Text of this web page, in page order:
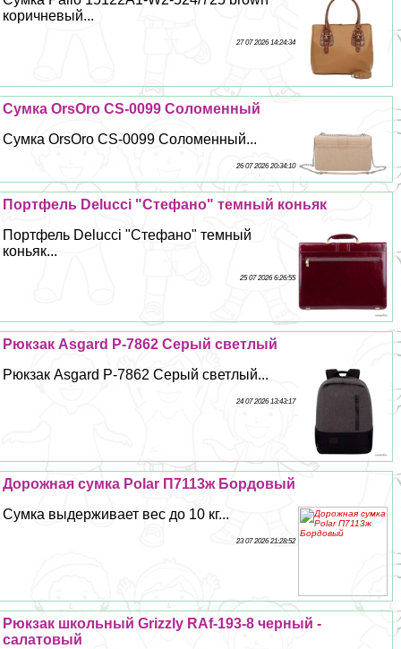
коричневый...
27 07 2026 14:24:34
Сумка OrsOro CS-0099 Соломенный
Сумка OrsOro CS-0099 Соломенный...
26 07 2026 20:34:10
Портфель Delucci "Стефано" темный коньяк
Портфель Delucci "Стефано" темный
коньяк...
25 07 2026 6:26:55
Рюкзак Asgard Р-7862 Серый светлый
Рюкзак Asgard Р-7862 Серый светлый...
24 07 2026 13:43:17
Дорожная сумка Polar П7113ж Бордовый
Сумка выдерживает вес до 10 кг...
23 07 2026 21:28:52
Рюкзак школьный Grizzly RAf-193-8 черный -
салатовый